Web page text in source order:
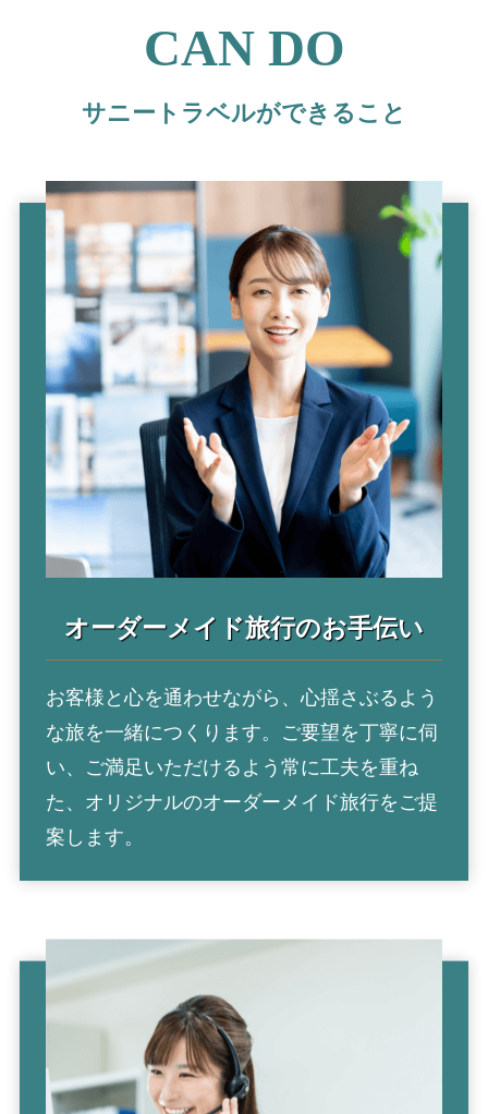
CAN DO
サニートラベルができること
オーダーメイド旅行のお手伝い
お客様と心を通わせながら、心揺さぶるよう
な旅を一緒につくります。ご要望を丁寧に伺
い、ご満足いただけるよう常に工夫を重ね
た、オリジナルのオーダーメイド旅行をご提
案します。